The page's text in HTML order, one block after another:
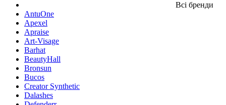
Всі бренди
AntuOne
Apexel
Apraise
Art-Visage
Barhat
BeautyHall
Bronsun
Bucos
Creator Synthetic
Dalashes